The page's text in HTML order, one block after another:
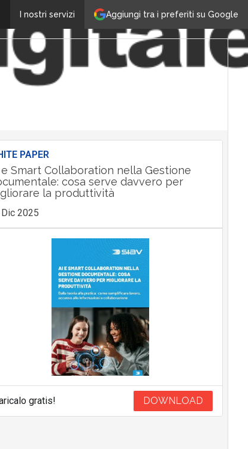
Aggiungi tra i preferiti su Google
I nostri servizi
PAPER
Smart Collaboration nella Gestione
cosa serve davvero per
la produttività
2025
gratis! DOWNLOAD